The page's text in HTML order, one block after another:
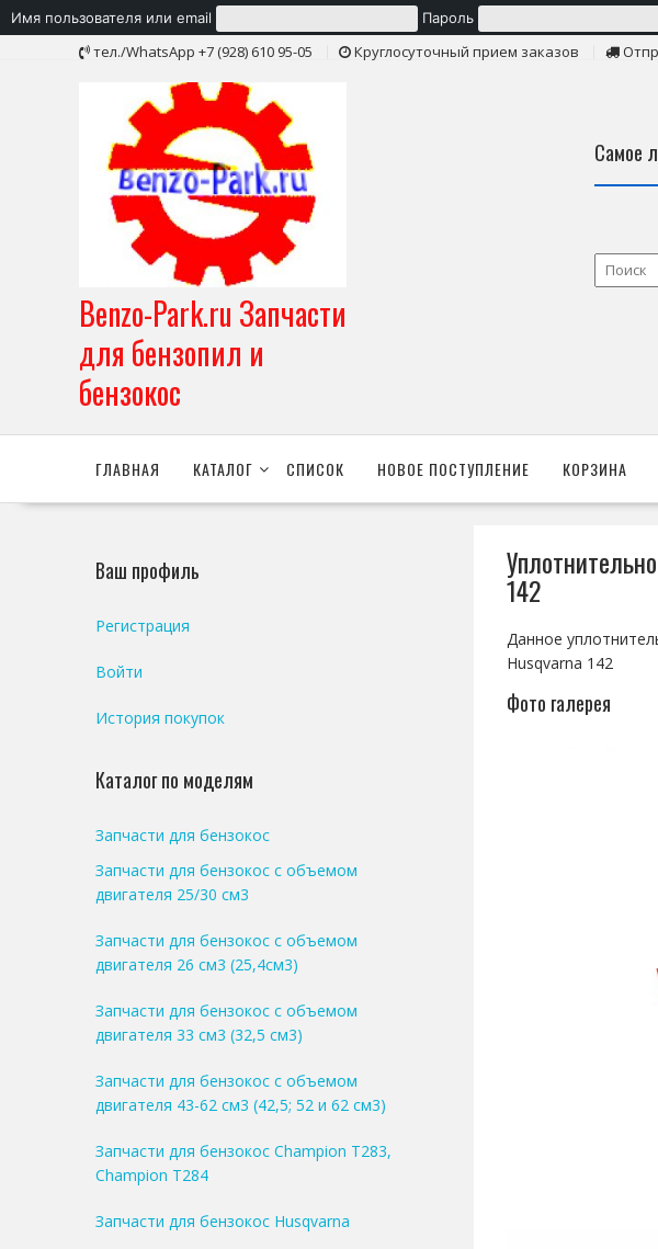
Имя пользователя или email Пароль
тел./WhatsApp +7 (928) 610 95-05 Круглосуточный прием заказов
Benzo-Park.ru Запчасти
для бензопил и
бензокос
Самое
ГЛАВНАЯ КАТАЛОГ СПИСОК НОВОЕ ПОСТУПЛЕНИЕ КОРЗИНА
142
Данное
Husqvarna 142
Фото галерея
Ваш профиль
Регистрация
Войти
История покупок
Каталог по моделям
Запчасти для бензокос
Запчасти для бензокос с объемом
двигателя 25/30 см3
Запчасти для бензокос с объемом
двигателя 26 см3 (25,4см3)
Запчасти для бензокос с объемом
двигателя 33 см3 (32,5 см3)
Запчасти для бензокос с объемом
двигателя 43-62 см3 (42,5; 52 и 62 см3)
Запчасти для бензокос Champion T283,
Champion T284
Запчасти для бензокос Husqvarna